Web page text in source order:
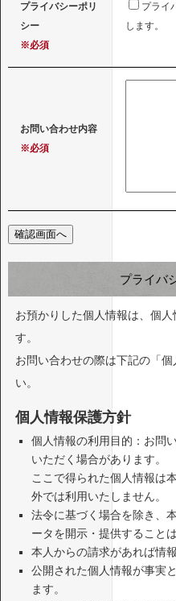
プライバシーポリ
シー
※必須
プライ
します。
お問い合わせ内容
※必須
プライバ
お預かりした個人情報は、個
す。
お問い合わせの際は下記の「
い。
個人情報保護方針
個人情報の利用目的：お問
いただく場合があります。
ここで得られた個人情報は
外では利用いたしません。
法令に基づく場合を除き、
ータを開示・提供すること
本人からの請求があれば情
公開された個人情報が事実
ます。